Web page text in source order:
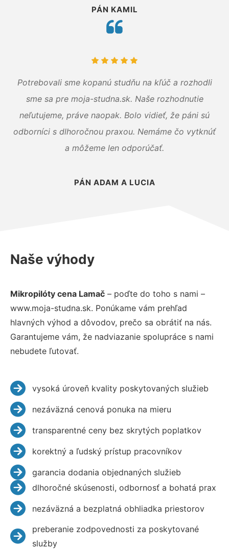
PÁN KAMIL
Potrebovali sme kopanú studňu na kľúč a rozhodli
sme sa pre moja-studna.sk. Naše rozhodnutie
neľutujeme, práve naopak. Bolo vidieť, že páni sú
odborníci s dlhoročnou praxou. Nemáme čo vytknúť
a môžeme len odporúčať.
PÁN ADAM A LUCIA
Naše výhody
Mikropilóty cena Lamač – poďte do toho s nami –
www.moja-studna.sk. Ponúkame vám prehľad
hlavných výhod a dôvodov, prečo sa obrátiť na nás.
Garantujeme vám, že nadviazanie spolupráce s nami
nebudete ľutovať.
vysoká úroveň kvality poskytovaných služieb
nezáväzná cenová ponuka na mieru
transparentné ceny bez skrytých poplatkov
korektný a ľudský prístup pracovníkov
garancia dodania objednaných služieb
dlhoročné skúsenosti, odbornosť a bohatá prax
nezáväzná a bezplatná obhliadka priestorov
preberanie zodpovednosti za poskytované
služby